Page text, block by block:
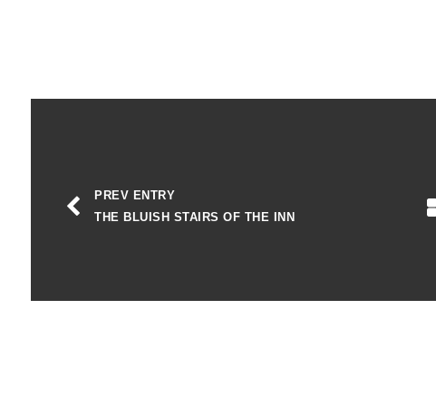
PREV ENTRY
THE BLUISH STAIRS OF THE INN